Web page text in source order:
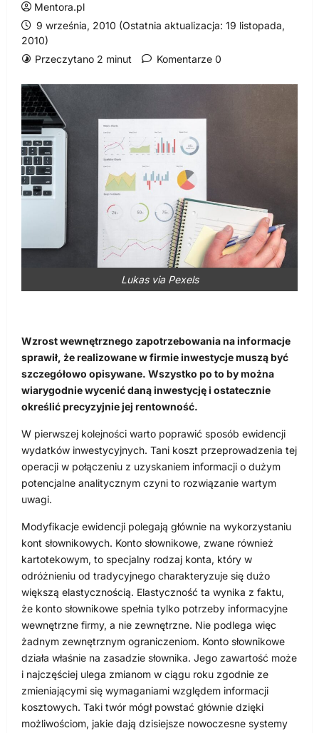
Mentora.pl
9 września, 2010 (Ostatnia aktualizacja: 19 listopada,
2010)
Przeczytano 2 minut
Komentarze 0
Lukas via Pexels
Wzrost wewnętrznego zapotrzebowania na informacje
sprawił, że realizowane w firmie inwestycje muszą być
szczegółowo opisywane. Wszystko po to by można
wiarygodnie wycenić daną inwestycję i ostatecznie
określić precyzyjnie jej rentowność.
W pierwszej kolejności warto poprawić sposób ewidencji
wydatków inwestycyjnych. Tani koszt przeprowadzenia tej
operacji w połączeniu z uzyskaniem informacji o dużym
potencjalne analitycznym czyni to rozwiązanie wartym
uwagi.
Modyfikacje ewidencji polegają głównie na wykorzystaniu
kont słownikowych. Konto słownikowe, zwane również
kartotekowym, to specjalny rodzaj konta, który w
odróżnieniu od tradycyjnego charakteryzuje się dużo
większą elastycznością. Elastyczność ta wynika z faktu,
że konto słownikowe spełnia tylko potrzeby informacyjne
wewnętrzne firmy, a nie zewnętrzne. Nie podlega więc
żadnym zewnętrznym ograniczeniom. Konto słownikowe
działa właśnie na zasadzie słownika. Jego zawartość może
i najczęściej ulega zmianom w ciągu roku zgodnie ze
zmieniającymi się wymaganiami względem informacji
kosztowych. Taki twór mógł powstać głównie dzięki
możliwościom, jakie dają dzisiejsze nowoczesne systemy